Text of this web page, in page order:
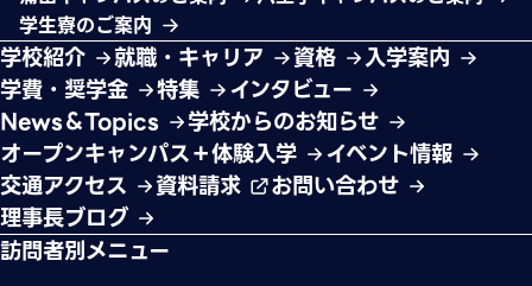
学生寮のご案内
学校紹介 就職・キャリア 資格
入学案内
学費・奨学金
特集
インタビュー
News＆Topics
学校からのお知らせ
オープンキャンパス＋体験入学
イベント情報
交通アクセス
資料請求
お問い合わせ
理事長ブログ
訪問者別メニュー